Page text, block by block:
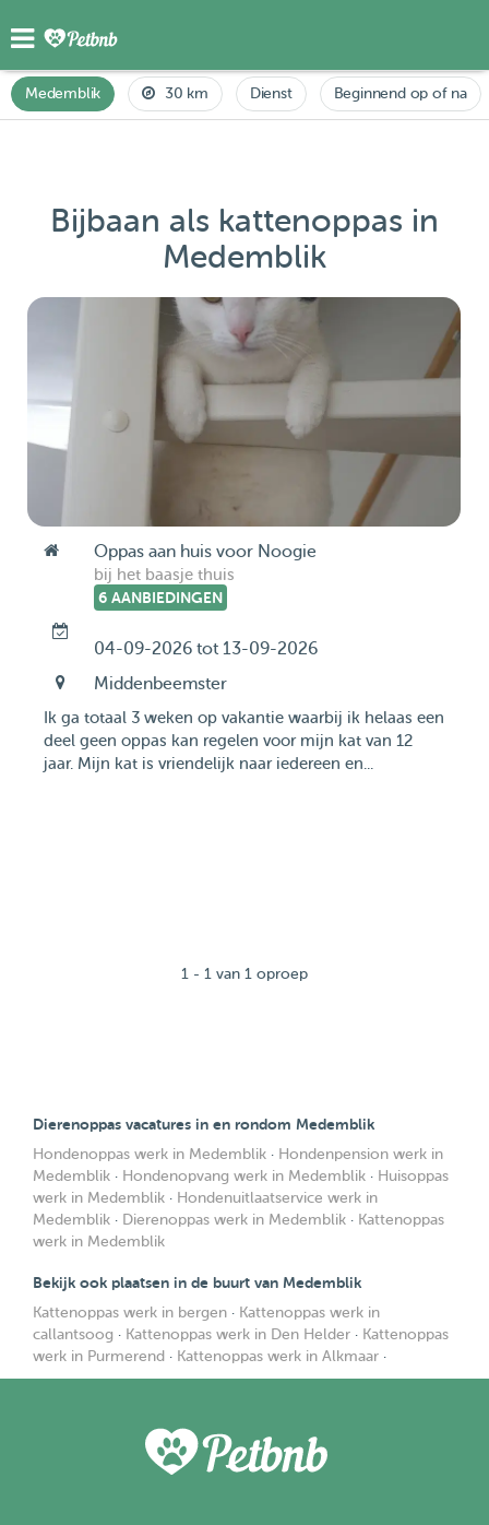
Medemblik 30 km Dienst Beginnend op of na
Bijbaan als kattenoppas in
Medemblik
Oppas aan huis voor Noogie
bij het baasje thuis
6 AANBIEDINGEN
04-09-2026 tot 13-09-2026
Middenbeemster
Ik ga totaal 3 weken op vakantie waarbij ik helaas een
deel geen oppas kan regelen voor mijn kat van 12
jaar. Mijn kat is vriendelijk naar iedereen en...
1 - 1 van 1 oproep
Dierenoppas vacatures in en rondom Medemblik
Hondenoppas werk in Medemblik · Hondenpension werk in
Medemblik · Hondenopvang werk in Medemblik · Huisoppas
werk in Medemblik · Hondenuitlaatservice werk in
Medemblik · Dierenoppas werk in Medemblik · Kattenoppas
werk in Medemblik
Bekijk ook plaatsen in de buurt van Medemblik
Kattenoppas werk in bergen · Kattenoppas werk in
callantsoog · Kattenoppas werk in Den Helder · Kattenoppas
werk in Purmerend · Kattenoppas werk in Alkmaar ·